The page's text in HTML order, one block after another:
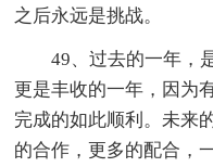
之后永远是挑战。
49、过去的一年，
更是丰收的一年，因为
完成的如此顺利。未来
的合作，更多的配合，